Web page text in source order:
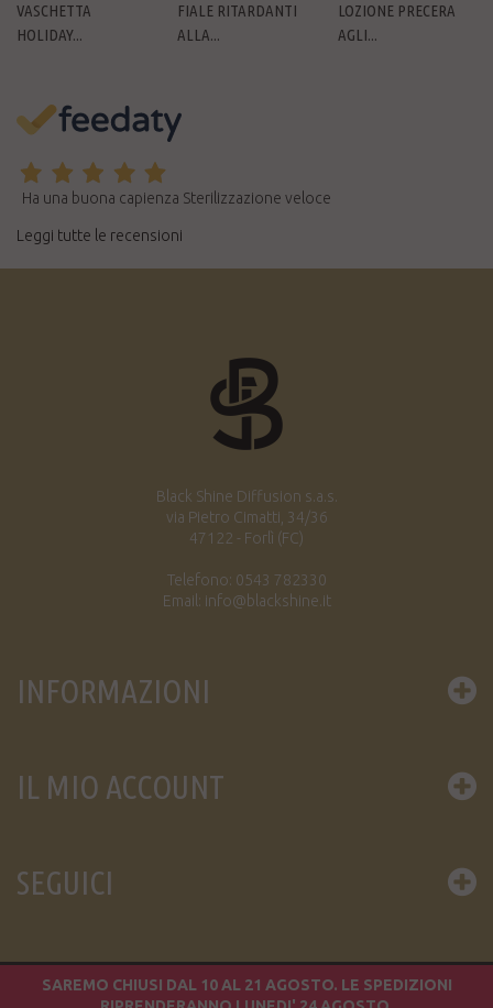
SAREMO CHIUSI DAL 10 AL 21 AGOSTO. LE SPEDIZIONI
VASCHETTA
HOLIDAY...
FIALE RITARDANTI
ALLA...
LOZIONE PRECERA
AGLI...
Ha una buona capienza Sterilizzazione veloce
Leggi tutte le recensioni
Black Shine Diffusion s.a.s.
via Pietro Cimatti, 34/36
47122 - Forlì (FC)
Telefono: 0543 782330
Email: info@blackshine.it
INFORMAZIONI
© 2016 BLACK SHINE DIFFUSION S.A.S. / P.IVA 02049450402
IL MIO ACCOUNT
SEGUICI